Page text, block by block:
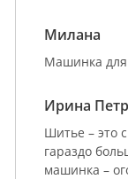
Милана
Машинка для
Ирина
Шитье – это
гараздо
машинка –